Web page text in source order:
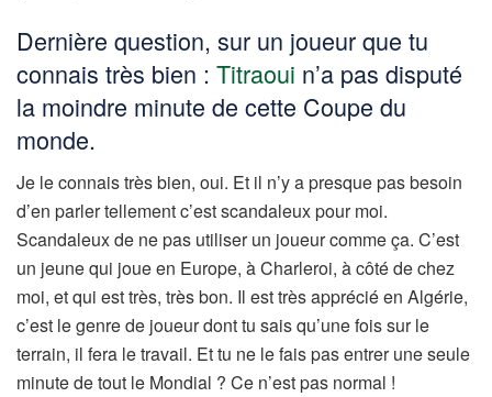
Dernière question, sur un joueur que tu
connais très bien : Titraoui n’a pas disputé
la moindre minute de cette Coupe du
monde.
Je le connais très bien, oui. Et il n’y a presque pas besoin
d’en parler tellement c’est scandaleux pour moi.
Scandaleux de ne pas utiliser un joueur comme ça. C’est
un jeune qui joue en Europe, à Charleroi, à côté de chez
moi, et qui est très, très bon. Il est très apprécié en Algérie,
c’est le genre de joueur dont tu sais qu’une fois sur le
terrain, il fera le travail. Et tu ne le fais pas entrer une seule
minute de tout le Mondial ? Ce n’est pas normal !